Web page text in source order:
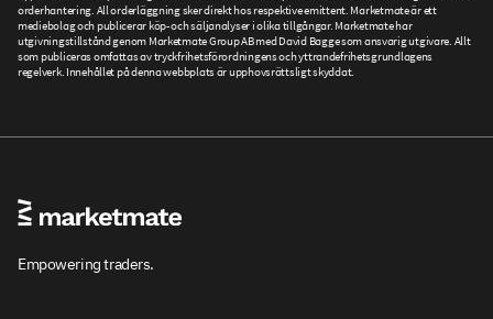
orderhantering. All orderläggning sker direkt hos respektive emittent. Marketmate är ett
mediebolag och publicerar köp- och säljanalyser i olika tillgångar. Marketmate har
utgivningstillstånd genom Marketmate Group AB med David Bagge som ansvarig utgivare. Allt
som publiceras omfattas av tryckfrihetsförordningens och yttrandefrihetsgrundlagens
regelverk. Innehållet på denna webbplats är upphovsrättsligt skyddat.
Empowering traders.